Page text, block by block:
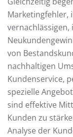
Marketingfehler,
vernachlässigen,
von
nachhaltigen
Kundenservice,
spezielle
sind effektive
Kunden zu
Analyse der